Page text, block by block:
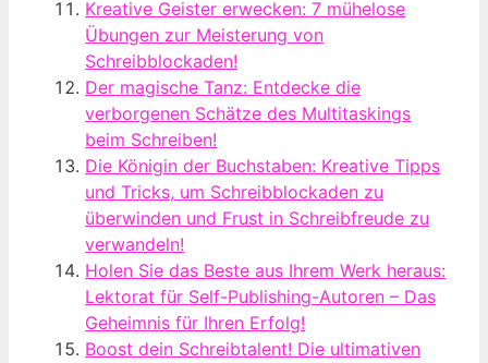
Kreative Geister erwecken: 7 mühelose
Übungen zur Meisterung von
Schreibblockaden!
Der magische Tanz: Entdecke die
verborgenen Schätze des Multitaskings
beim Schreiben!
Die Königin der Buchstaben: Kreative Tipps
und Tricks, um Schreibblockaden zu
überwinden und Frust in Schreibfreude zu
verwandeln!
Holen Sie das Beste aus Ihrem Werk heraus:
Lektorat für Self-Publishing-Autoren – Das
Geheimnis für Ihren Erfolg!
Boost dein Schreibtalent! Die ultimativen